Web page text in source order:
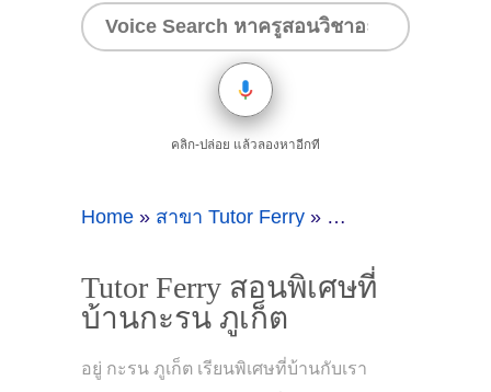
คลิก-ปล่อย แล้วลองหาอีกที
Home » สาขา Tutor Ferry » Tutor Ferry สอนพิ
Tutor Ferry สอนพิเศษที่
บ้านกะรน ภูเก็ต
อยู่ กะรน ภูเก็ต เรียนพิเศษที่บ้านกับเรา